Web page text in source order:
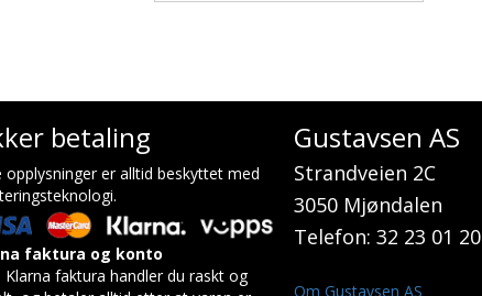
betaling
opplysninger er alltid beskyttet med
faktura og konto
Klarna faktura handler du raskt og
Gustavsen AS
Strandveien 2C
3050 Mjøndalen
Telefon: 32 23 01 20
Om Gustavsen AS